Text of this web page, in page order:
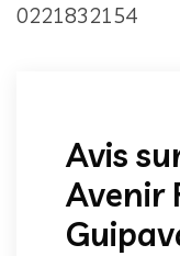
0221832154
Avis
Avenir